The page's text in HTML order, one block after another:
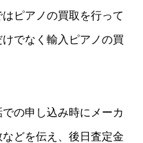
ピアノの買取を行って
でなく輸入ピアノの買
の申し込み時にメーカ
どを伝え、後日査定金